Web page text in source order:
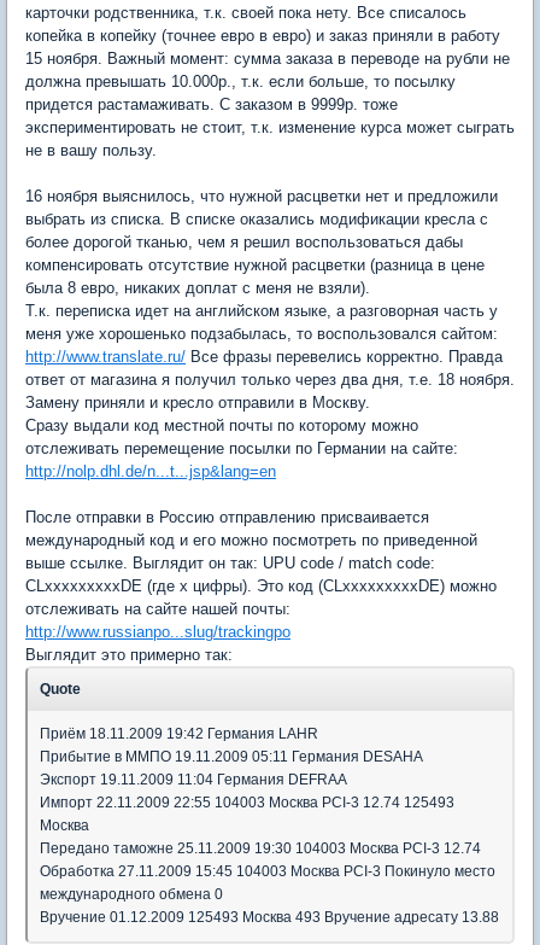
карточки родственника, т.к. своей пока нету. Все списалось
копейка в копейку (точнее евро в евро) и заказ приняли в работу
15 ноября. Важный момент: сумма заказа в переводе на рубли не
должна превышать 10.000р., т.к. если больше, то посылку
придется растамаживать. С заказом в 9999р. тоже
экспериментировать не стоит, т.к. изменение курса может сыграть
не в вашу пользу.
16 ноября выяснилось, что нужной расцветки нет и предложили
выбрать из списка. В списке оказались модификации кресла с
более дорогой тканью, чем я решил воспользоваться дабы
компенсировать отсутствие нужной расцветки (разница в цене
была 8 евро, никаких доплат с меня не взяли).
Т.к. переписка идет на английском языке, а разговорная часть у
меня уже хорошенько подзабылась, то воспользовался сайтом:
http://www.translate.ru/ Все фразы перевелись корректно. Правда
ответ от магазина я получил только через два дня, т.е. 18 ноября.
Замену приняли и кресло отправили в Москву.
Сразу выдали код местной почты по которому можно
отслеживать перемещение посылки по Германии на сайте:
http://nolp.dhl.de/n...t...jsp&lang=en
После отправки в Россию отправлению присваивается
международный код и его можно посмотреть по приведенной
выше ссылке. Выглядит он так: UPU code / match code:
CLxxxxxxxxxDE (где х цифры). Это код (CLxxxxxxxxxDE) можно
отслеживать на сайте нашей почты:
http://www.russianpo...slug/trackingpo
Выглядит это примерно так:
Quote
Приём 18.11.2009 19:42 Германия LAHR
Прибытие в ММПО 19.11.2009 05:11 Германия DESAHA
Экспорт 19.11.2009 11:04 Германия DEFRAA
Импорт 22.11.2009 22:55 104003 Москва PCI-3 12.74 125493
Москва
Передано таможне 25.11.2009 19:30 104003 Москва PCI-3 12.74
Обработка 27.11.2009 15:45 104003 Москва PCI-3 Покинуло место
международного обмена 0
Вручение 01.12.2009 125493 Москва 493 Вручение адресату 13.88